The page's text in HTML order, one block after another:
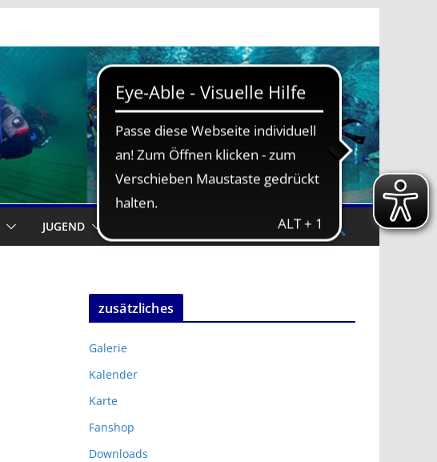
JUGEND
zusätzliches
Galerie
Kalender
Karte
Fanshop
Downloads